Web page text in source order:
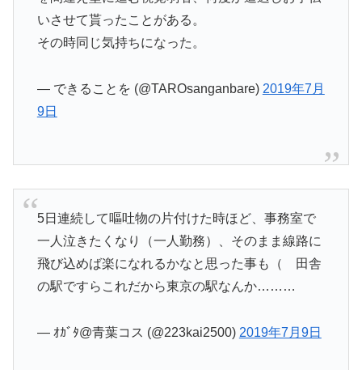
いさせて貰ったことがある。
その時同じ気持ちになった。
— できることを (@TAROsanganbare) 2019年7月
9日
5日連続して嘔吐物の片付けた時ほど、事務室で
一人泣きたくなり（一人勤務）、そのまま線路に
飛び込めば楽になれるかなと思った事も（ 田舎
の駅ですらこれだから東京の駅なんか………
— ｵｶﾞﾀ@青葉コス (@223kai2500) 2019年7月9日